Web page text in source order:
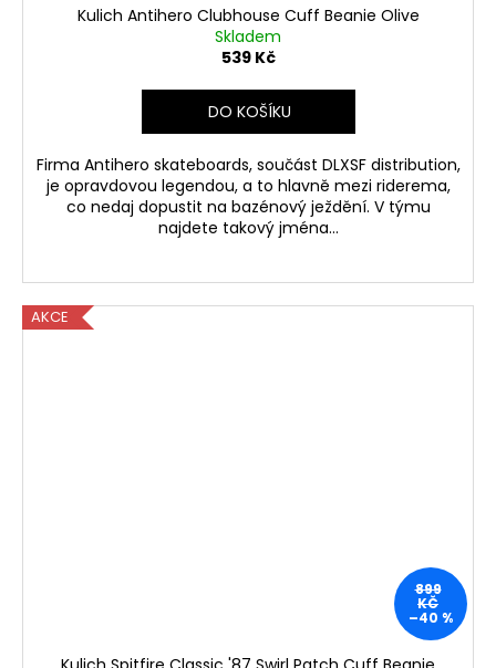
Kulich Antihero Clubhouse Cuff Beanie Olive
Skladem
539 Kč
DO KOŠÍKU
Firma Antihero skateboards, součást DLXSF distribution,
je opravdovou legendou, a to hlavně mezi riderema,
co nedaj dopustit na bazénový ježdění. V týmu
najdete takový jména...
AKCE
899
KČ
–40 %